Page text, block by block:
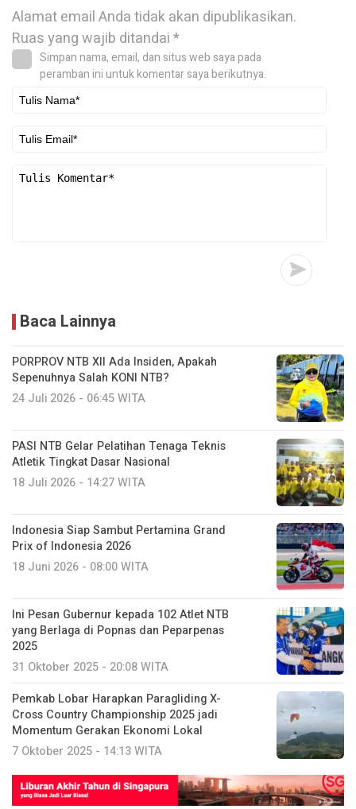
Alamat email Anda tidak akan dipublikasikan.
Ruas yang wajib ditandai*
Simpan nama, email, dan situs web saya pada
peramban ini untuk komentar saya berikutnya.
Baca Lainnya
PORPROV NTB XII Ada Insiden, Apakah
Sepenuhnya Salah KONI NTB?
24 Juli 2026 - 06:45 WITA
PASI NTB Gelar Pelatihan Tenaga Teknis
Atletik Tingkat Dasar Nasional
18 Juli 2026 - 14:27 WITA
Indonesia Siap Sambut Pertamina Grand
Prix of Indonesia 2026
18 Juni 2026 - 08:00 WITA
Ini Pesan Gubernur kepada 102 Atlet NTB
yang Berlaga di Popnas dan Peparpenas
2025
31 Oktober 2025 - 20:08 WITA
Pemkab Lobar Harapkan Paragliding X-
Cross Country Championship 2025 jadi
Momentum Gerakan Ekonomi Lokal
7 Oktober 2025 - 14:13 WITA